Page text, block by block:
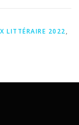
LITTÉRAIRE 2022,